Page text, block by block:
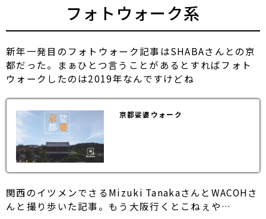
フォトウォーク系
新年一発目のフォトウォーク記事はSHABAさんとの京
都だった。まぁひとつ言うことがあるとすればフォト
ウォークしたのは2019年なんですけどね
京都娑婆ウォーク
関西のイツメンでさるMizuki TanakaさんとWACOHさ
んと撮り歩いた記事。もう大阪行くとこねぇや…